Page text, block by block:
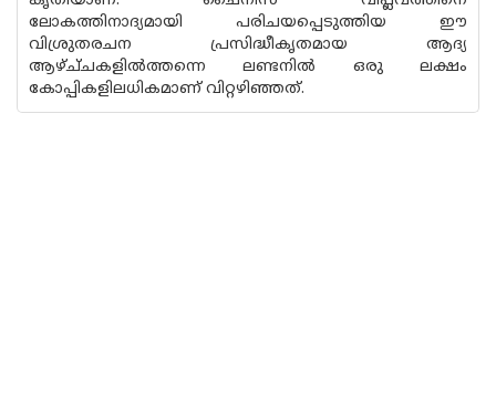
ലോകത്തിനാദ്യമായി പരിചയപ്പെടുത്തിയ ഈ
വിശ്രുതരചന പ്രസിദ്ധീകൃതമായ ആദ്യ
ആഴ്ച്‌ചകളിൽത്തന്നെ ലണ്ടനിൽ ഒരു ലക്ഷം
കോപ്പികളിലധികമാണ് വിറ്റഴിഞ്ഞത്.